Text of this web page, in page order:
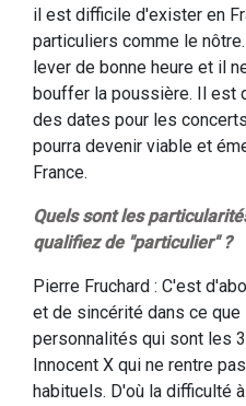
il est difficile d'exister en
particuliers comme le
lever de bonne heure et il
bouffer la poussière. Il est
des dates pour les
pourra devenir viable et
France.
Quels sont les
qualifiez de "particulier" ?
Pierre Fruchard : C'est
et de sincérité dans ce que
personnalités qui sont les
Innocent X qui ne rentre
habituels. D'où la difficulté